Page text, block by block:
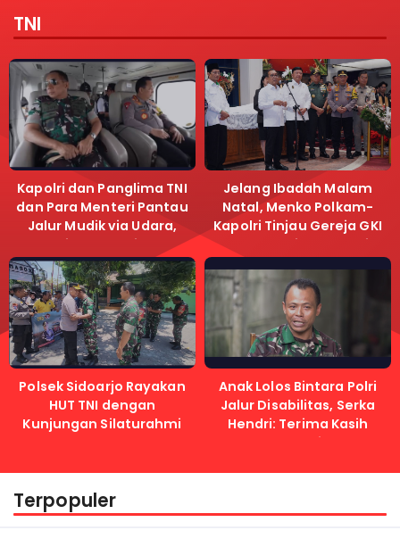
TNI
Kapolri dan Panglima TNI
dan Para Menteri Pantau
Jalur Mudik via Udara,
Pastikan Lalu Lintas
Lancar
Jelang Ibadah Malam
Natal, Menko Polkam-
Kapolri Tinjau Gereja GKI
Samanhudi dan Gereja
Polsek Sidoarjo Rayakan
HUT TNI dengan
Kunjungan Silaturahmi
Anak Lolos Bintara Polri
Jalur Disabilitas, Serka
Hendri: Terima Kasih
Kapolri
Terpopuler